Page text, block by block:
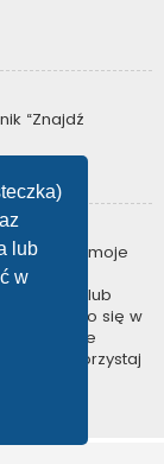
lub
w
“Znajdź
tematy?
“Wyświetl moje
lub
profilu lub
się w
swoje
i skorzystaj